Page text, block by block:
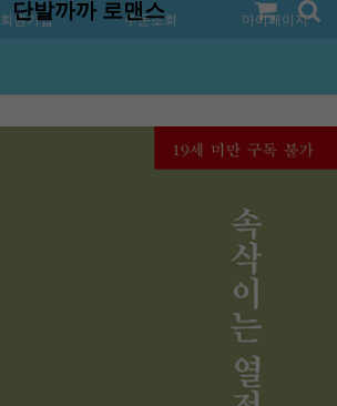
회원가입 주문조회 마이페이지
단발까까 로맨스